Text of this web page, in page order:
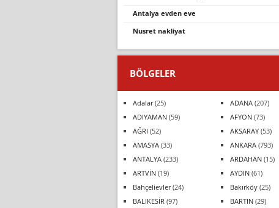
antalya evden eve
nusret nakliyat
BÖLGELER
Adalar(25) ADANA (207)
ADIYAMAN (59) AFYON (73)
AĞRI (52) AKSARAY (53)
AMASYA (33) ANKARA (793)
ANTALYA (233) ARDAHAN (15)
ARTVİN (19) AYDIN (61)
Bahçelievler(24) Bakırköy (25)
BALIKESİR (97) BARTIN (29)